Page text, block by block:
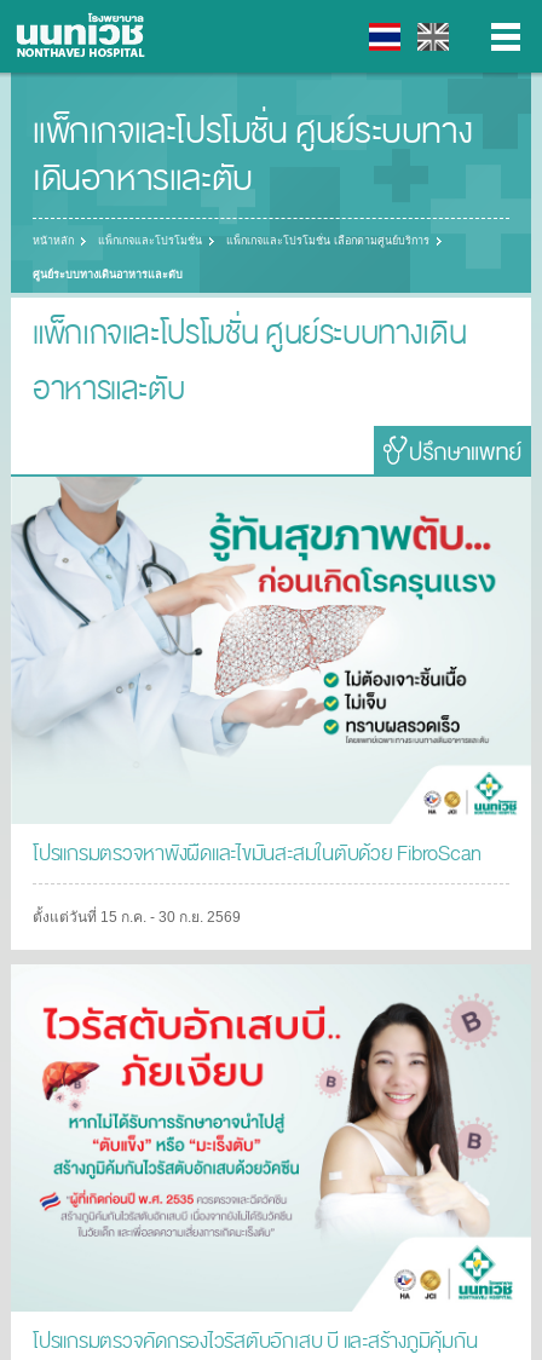
แพ็กเกจและโปรโมชั่น ศูนย์ระบบทาง
เดินอาหารและตับ
หน้าหลัก แพ็กเกจและโปรโมชั่น แพ็กเกจและโปรโมชั่น เลือกตามศูนย์บริการ
ศูนย์ระบบทางเดินอาหารและตับ
แพ็กเกจและโปรโมชั่น ศูนย์ระบบทางเดิน
อาหารและตับ
โปรแกรมตรวจหาพังผืดและไขมันสะสมในตับด้วย FibroScan
ตั้งแต่วันที่ 15 ก.ค. - 30 ก.ย. 2569
โปรแกรมตรวจคัดกรองไวรัสตับอักเสบ บี และสร้างภูมิคุ้มกัน